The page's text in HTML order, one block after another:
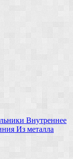
Внутреннее
Из металла